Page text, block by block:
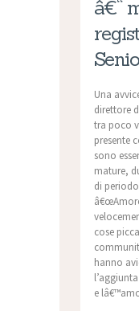
â€“
Una
direttore
tra poco
presente
sono
mature,
di
cose
hanno
e